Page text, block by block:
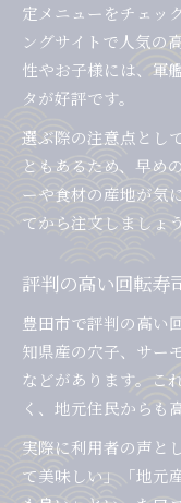
定メニューをチェッ
ングサイトで人気の
性やお子様には、軍
タが好評です。
選ぶ際の注意点とし
ともあるため、早め
ーや食材の産地が気
てから注文しましょう
評判の高い回転寿
豊田市で評判の高い
知県産の穴子、サー
などがあります。こ
く、地元住民からも
実際に利用者の声と
て美味しい」「地元